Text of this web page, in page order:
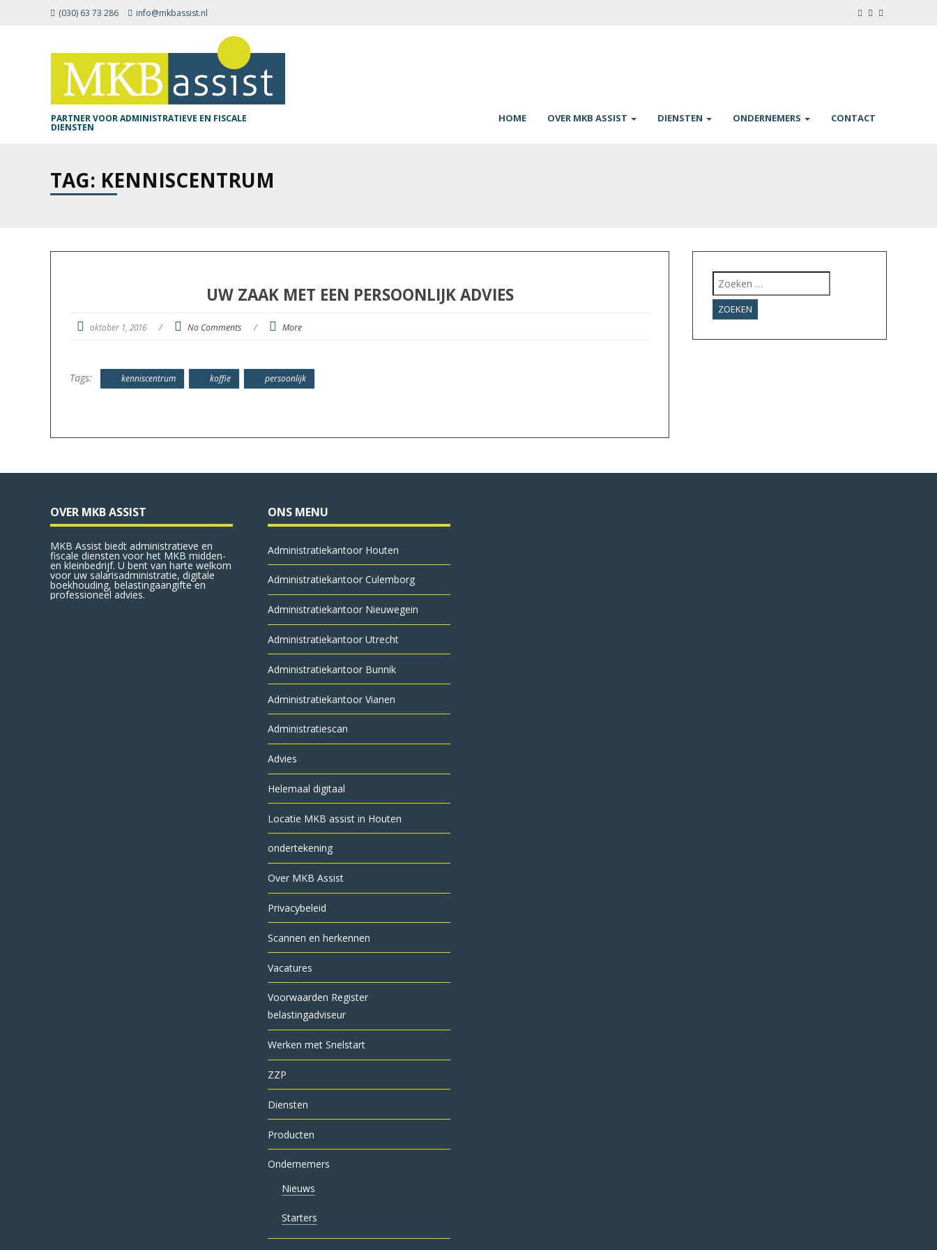
(030) 63 73 286 info@mkbassist.nl
PARTNER VOOR ADMINISTRATIEVE EN FISCALE
DIENSTEN
HOME OVER MKB ASSIST DIENSTEN ONDERNEMERS CONTACT
TAG: KENNISCENTRUM
UW ZAAK MET EEN PERSOONLIJK ADVIES
oktober 1, 2016 / No Comments / More
Tags: kenniscentrum koffie persoonlijk
Zoeken
naar:
OVER MKB ASSIST
MKB Assist biedt administratieve en
fiscale diensten voor het MKB midden-
en kleinbedrijf. U bent van harte welkom
voor uw salarisadministratie, digitale
boekhouding, belastingaangifte en
professioneel advies.
ONS MENU
Administratie­kantoor Houten
Administratie­kantoor Culemborg
Administratie­kantoor Nieuwegein
Administratie­kantoor Utrecht
Administratiekantoor Bunnik
Administratiekantoor Vianen
Administratiescan
Advies
Helemaal digitaal
Locatie MKB assist in Houten
ondertekening
Over MKB Assist
Privacybeleid
Scannen en herkennen
Vacatures
Voorwaarden Register
belastingadviseur
Werken met Snelstart
ZZP
Diensten
Producten
Ondernemers
Nieuws
Starters